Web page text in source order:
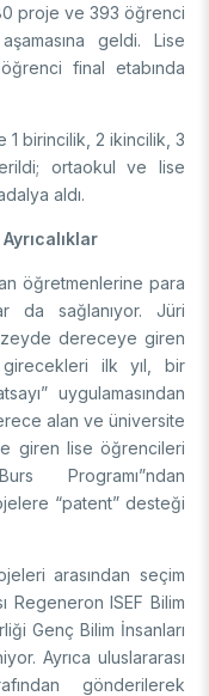
proje ve 393 öğrenci
geldi. Lise
final etabında
1 birincilik, 2 ikincilik, 3
ortaokul ve lise
aldı.
öğretmenlerine para
da sağlanıyor. Jüri
dereceye giren
girecekleri ilk yıl, bir
uygulamasından
alan ve üniversite
giren lise öğrencileri
Programı”ndan
“patent” desteği
arasından seçim
Regeneron ISEF Bilim
Genç Bilim İnsanları
Ayrıca uluslararası
gönderilerek